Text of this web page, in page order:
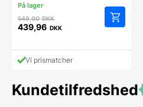
549,00DKKDen
oprindelige
var:
549,00 DKK.
439,96 DKK
aktuelle
prisVi prismatcher
Kundetilfredshed